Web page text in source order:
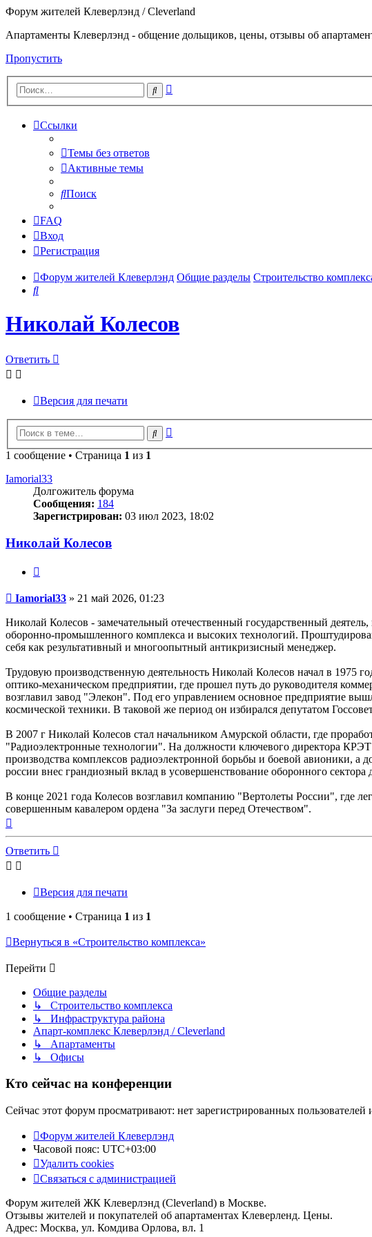
Форум жителей Клеверлэнд / Cleverland
Апартаменты Клеверлэнд - общение дольщиков, цены, отзывы об
Пропустить
Поиск
Ссылки
Темы без ответов
Активные темы
Поиск
FAQ
Вход
Регистрация
Форум жителей Клеверлэнд Общие разделы Строительство
Поиск
Николай Колесов
Ответить
Версия для печати
Поиск
1 сообщение • Страница 1 из 1
Iamorial33
Долгожитель форума
Сообщения: 184
Зарегистрирован: 03 июл 2023, 18:02
Николай Колесов
Сообщение
Iamorial33 » 21 май 2026, 01:23
Николай Колесов - замечательный отечественный государственный
оборонно-промышленного комплекса и высоких технологий.
себя как результативный и многоопытный антикризисный менеджер.
Трудовую производственную деятельность Николай Колесов начал в 1975
оптико-механическом предприятии, где прошел путь до руководителя
возглавил завод "Элекон". Под его управлением основное предприятие
космической техники. В таковой же период он избирался депутатом
В 2007 г Николай Колесов стал начальником Амурской области, где
"Радиоэлектронные технологии". На должности ключевого директора
производства комплексов радиоэлектронной борьбы и боевой авионики, а
россии внес грандиозный вклад в усовершенствование оборонного сектора
В конце 2021 года Колесов возглавил компанию "Вертолеты России", где
совершенным кавалером ордена "За заслуги перед Отечеством".
началу
Ответить
Версия для печати
1 сообщение • Страница 1 из 1
Вернуться в «Строительство комплекса»
Перейти
Общие разделы
↳ Строительство комплекса
↳ Инфраструктура района
Апарт-комплекс Клеверлэнд / Cleverland
↳ Апартаменты
↳ Офисы
Кто сейчас на конференции
Сейчас этот форум просматривают: нет зарегистрированных пользователей
Форум жителей Клеверлэнд
Часовой пояс: UTC+03:00
Удалить cookies
Связаться с администрацией
Форум жителей ЖК Клеверлэнд (Cleverland) в Москве.
Отзывы жителей и покупателей об апартаментах Клеверленд. Цены.
Адрес: Москва, ул. Комдива Орлова, вл. 1